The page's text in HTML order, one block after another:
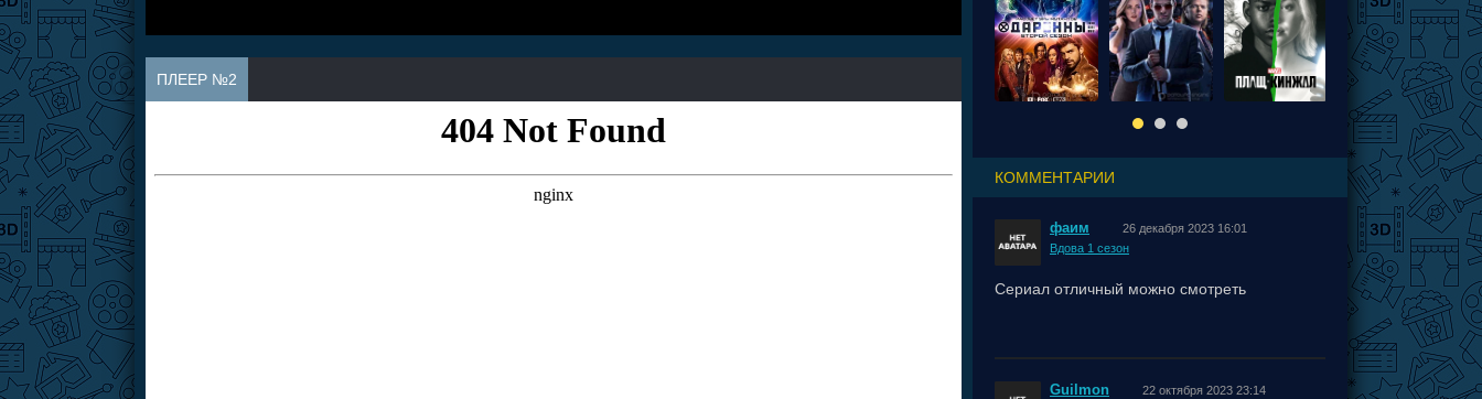
ПЛЕЕР №2
КОММЕНТАРИИ
фаим
26 декабря 2023 16:01
Вдова 1 сезон
Сериал отличный можно смотреть
Guilmon
22 октября 2023 23:14